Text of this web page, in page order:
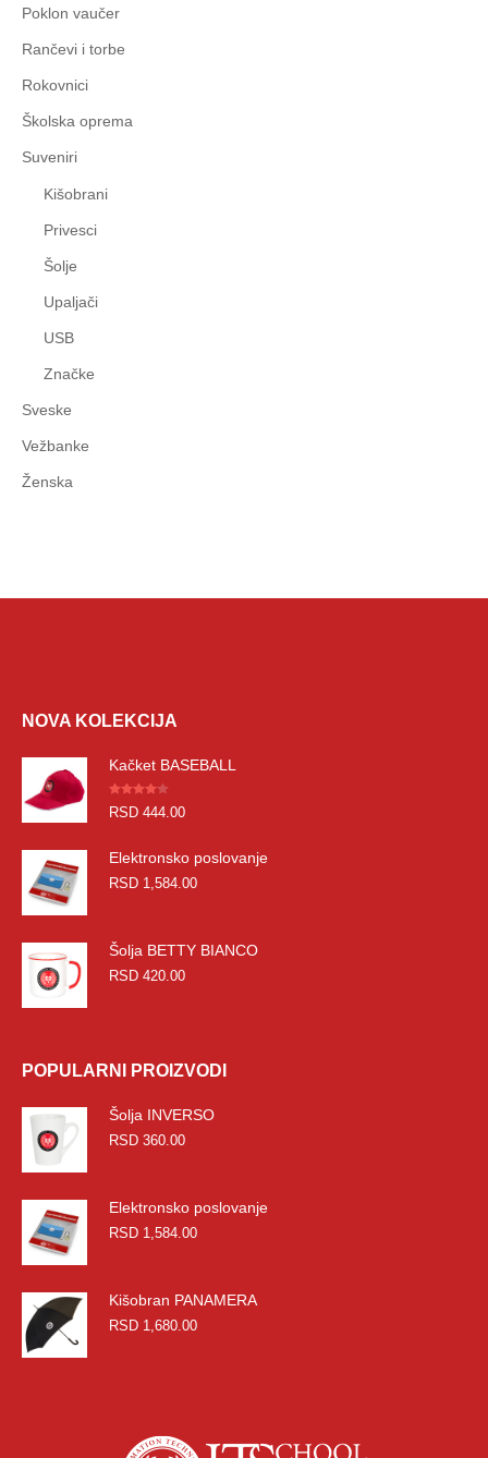
Poklon vaučer
Rančevi i torbe
Rokovnici
Školska oprema
Suveniri
Kišobrani
Privesci
Šolje
Upaljači
USB
Značke
Sveske
Vežbanke
Ženska
NOVA KOLEKCIJA
Kačket BASEBALL
Оцењено
4.00од 5
RSD 444.00
Elektronsko poslovanje
RSD 1,584.00
Šolja BETTY BIANCO
RSD 420.00
POPULARNI PROIZVODI
Šolja INVERSO
RSD 360.00
Elektronsko poslovanje
RSD 1,584.00
Kišobran PANAMERA
RSD 1,680.00